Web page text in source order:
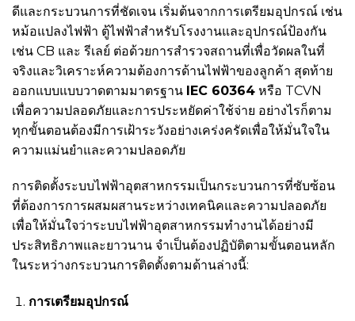
ดีและกระบวนการที่ชัดเจน เริ่มต้นจากการเตรียมอุปกรณ์ เช่น
หม้อแปลงไฟฟ้า ตู้ไฟฟ้าสำหรับโรงงานและอุปกรณ์ป้องกัน
เช่น CB และ รีเลย์ ต่อด้วยการสำรวจสถานที่เพื่อวัดผลในที่
จริงและวิเคราะห์ความต้องการด้านไฟฟ้าของลูกค้า สุดท้าย
ออกแบบแบบวาดตามมาตรฐาน IEC 60364 หรือ TCVN
เพื่อความปลอดภัยและการประหยัดค่าใช้จ่าย อย่างไรก็ตาม
ทุกขั้นตอนต้องมีการเฝ้าระวังอย่างเคร่งครัดเพื่อให้มั่นใจใน
ความแม่นยำและความปลอดภัย
การติดตั้งระบบไฟฟ้าอุตสาหกรรมเป็นกระบวนการที่ซับซ้อน
ที่ต้องการการผสมผสานระหว่างเทคนิคและความปลอดภัย
เพื่อให้มั่นใจว่าระบบไฟฟ้าอุตสาหกรรมทำงานได้อย่างมี
ประสิทธิภาพและยาวนาน จำเป็นต้องปฏิบัติตามขั้นตอนหลัก
ในระหว่างกระบวนการติดตั้งตามด้านล่างนี้:
การเตรียมอุปกรณ์